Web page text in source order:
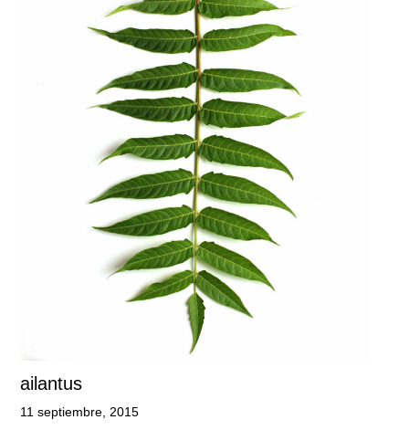
ailantus
11 septiembre, 2015